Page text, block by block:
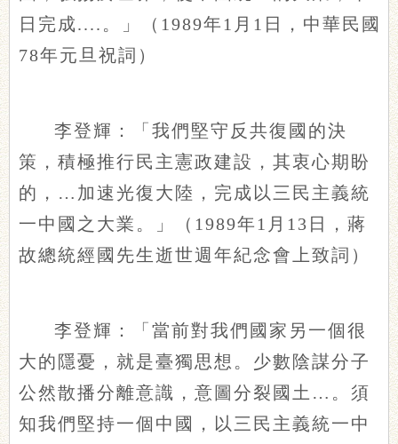
日完成....。」（1989年1月1日，中華民國
78年元旦祝詞）
李登輝：「我們堅守反共復國的決
策，積極推行民主憲政建設，其衷心期盼
的，…加速光復大陸，完成以三民主義統
一中國之大業。」（1989年1月13日，蔣
故總統經國先生逝世週年紀念會上致詞）
李登輝：「當前對我們國家另一個很
大的隱憂，就是臺獨思想。少數陰謀分子
公然散播分離意識，意圖分裂國土…。須
知我們堅持一個中國，以三民主義統一中